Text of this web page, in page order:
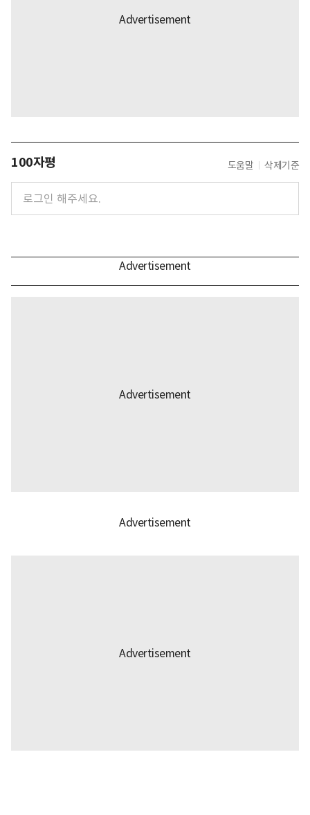
100자평 도움말 삭제기준